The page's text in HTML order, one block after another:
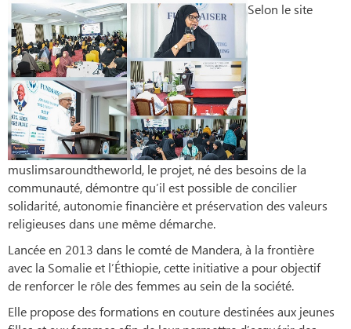
Selon le site
muslimsaroundtheworld, le projet, né des besoins de la
communauté, démontre qu’il est possible de concilier
solidarité, autonomie financière et préservation des valeurs
religieuses dans une même démarche.
Lancée en 2013 dans le comté de Mandera, à la frontière
avec la Somalie et l’Éthiopie, cette initiative a pour objectif
de renforcer le rôle des femmes au sein de la société.
Elle propose des formations en couture destinées aux jeunes